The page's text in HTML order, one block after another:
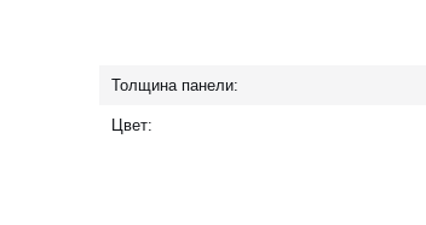
Толщина панели:
Цвет: